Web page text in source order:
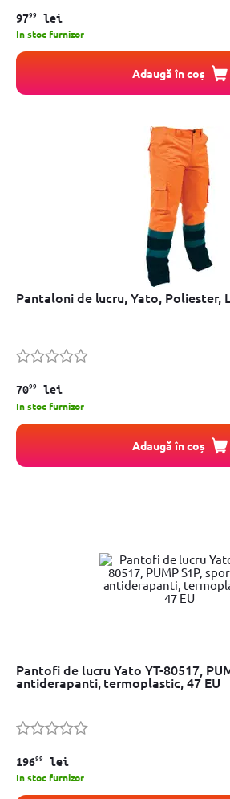
9799 lei
In stoc furnizor
Adaugă în coș
Pantaloni de lucru, Yato, Poliester,
7099 lei
In stoc furnizor
Adaugă în coș
Pantofi de lucru Yato YT-80517,
antiderapanti, termoplastic, 47 EU
19699 lei
In stoc furnizor